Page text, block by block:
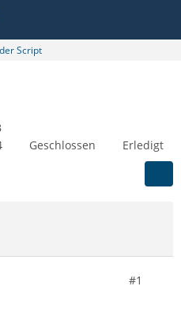
Script
Geschlossen Erledigt
#1